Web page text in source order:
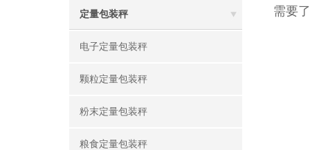
定量包装秤
电子定量包装秤
颗粒定量包装秤
粉末定量包装秤
粮食定量包装秤
需要